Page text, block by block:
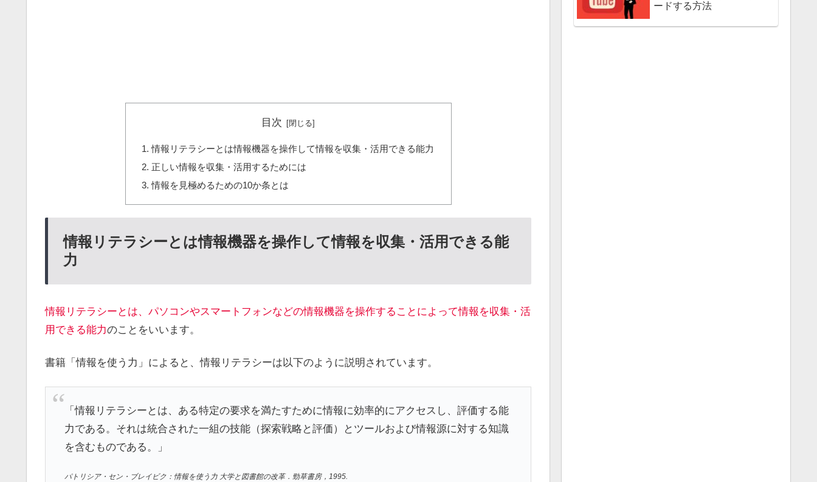
目次
情報リテラシーとは情報機器を操作して情報を収集・活用できる能力
正しい情報を収集・活用するためには
情報を見極めるための10か条とは
情報リテラシーとは情報機器を操作して情報を収集・活用できる能
力
情報リテラシーとは、パソコンやスマートフォンなどの情報機器を操作することによって情報を収集・活
用できる能力のことをいいます。
書籍「情報を使う力」によると、情報リテラシーは以下のように説明されています。
「情報リテラシーとは、ある特定の要求を満たすために情報に効率的にアクセスし、評価する能
力である。それは統合された一組の技能（探索戦略と評価）とツールおよび情報源に対する知識
を含むものである。」
パトリシア・セン・ブレイビク：情報を使う力 大学と図書館の改革．勁草書房，1995.
ードする方法